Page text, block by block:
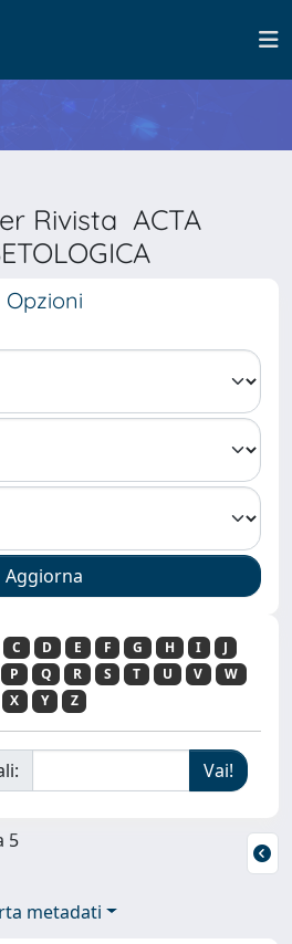
Rivista ACTA
Opzioni
C D E F G H I
J
P Q R S T U V
W
X
Y Z
5
metadati